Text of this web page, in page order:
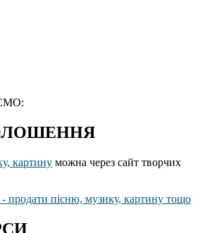
картину можна через сайт творчих